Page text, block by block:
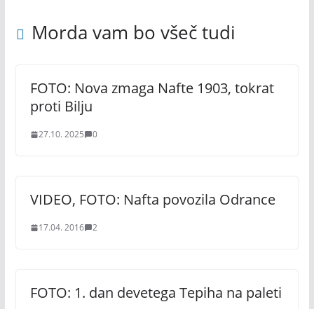
Morda vam bo všeč tudi
FOTO: Nova zmaga Nafte 1903, tokrat
proti Bilju
27.10. 2025 0
VIDEO, FOTO: Nafta povozila Odrance
17.04. 2016 2
FOTO: 1. dan devetega Tepiha na paleti